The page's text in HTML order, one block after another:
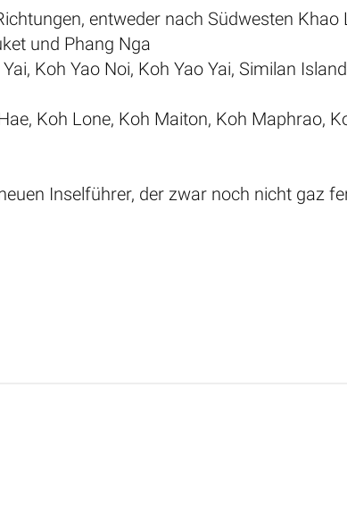
entweder nach Südwesten Khao
und Phang Nga
Koh Yao Noi, Koh Yao Yai, Similan
Koh Lone, Koh Maiton, Koh Maphrao,
Inselführer, der zwar noch nicht gaz